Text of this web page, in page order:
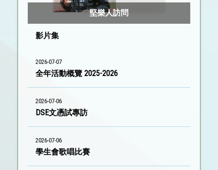
堅樂人訪問
影片集
2026-07-07
全年活動概覽 2025-2026
2026-07-06
DSE文憑試專訪
2026-07-06
學生會歌唱比賽